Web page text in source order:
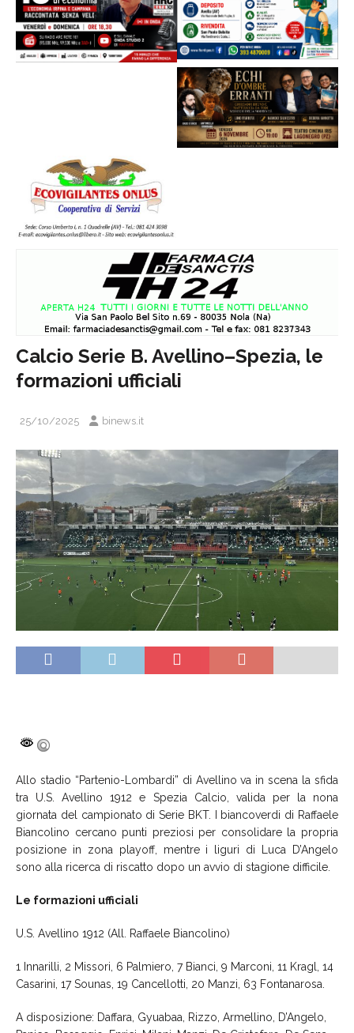
Calcio Serie B. Avellino–Spezia, le
formazioni ufficiali
25/10/2025 binews.it
Allo stadio “Partenio-Lombardi” di Avellino va in scena la sfida
tra U.S. Avellino 1912 e Spezia Calcio, valida per la nona
giornata del campionato di Serie BKT. I biancoverdi di Raffaele
Biancolino cercano punti preziosi per consolidare la propria
posizione in zona playoff, mentre i liguri di Luca D’Angelo
sono alla ricerca di riscatto dopo un avvio di stagione difficile.
Le formazioni ufficiali
U.S. Avellino 1912 (All. Raffaele Biancolino)
1 Innarilli, 2 Missori, 6 Palmiero, 7 Bianci, 9 Marconi, 11 Kragl, 14
Casarini, 17 Sounas, 19 Cancellotti, 20 Manzi, 63 Fontanarosa.
A disposizione: Daffara, Gyuabaa, Rizzo, Armellino, D’Angelo,